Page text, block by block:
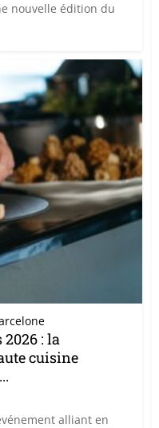
nouvelle édition du
: la
cuisine
alliant en